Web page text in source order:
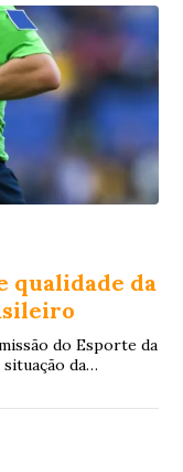
qualidade da
do Esporte da
da